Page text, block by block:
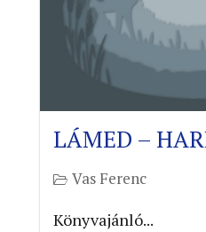
LÁMED –
Vas Ferenc
Könyvajánló...